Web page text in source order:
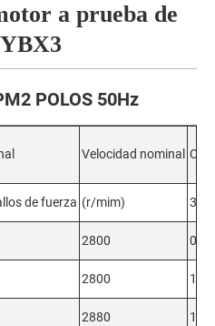
a prueba de
POLOS 50Hz
Velocidad nominal
de fuerza (r/mim)
2800 0.99
2800 1.4
2880 1.7